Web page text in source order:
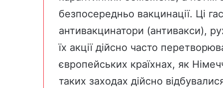
безпосередньо вакцинації. Ці
антивакцинатори (антивакси),
їх акції дійсно часто
європейських країхнах, як
таких заходах дійсно